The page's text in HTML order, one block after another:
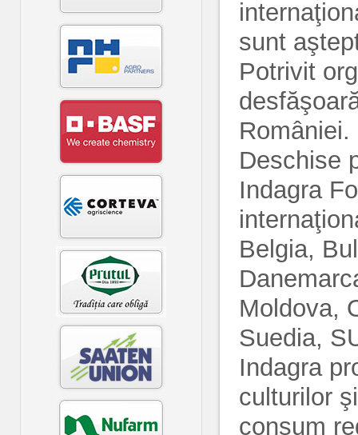
sunt
Potrivit
României.
Deschise
Indagra
Belgia,
Moldova,
Suedia,
Indagra
culturilor
consum